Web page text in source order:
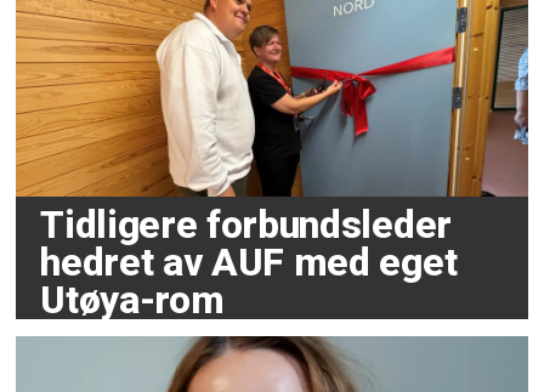
Tidligere forbundsleder
hedret av AUF med eget
Utøya-rom